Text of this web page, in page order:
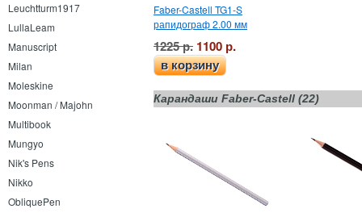
Leuchtturm1917
LullaLeam
Manuscript
Milan
Moleskine
Moonman / Majohn
Multibook
Mungyo
Nik's Pens
Nikko
ObliquePen
Faber-Castell TG1-S
рапидограф 2.00 мм
1225 р. 1100 р.
в корзину
Карандаши Faber-Castell (22)